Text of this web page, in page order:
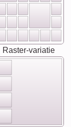
Raster-variatie